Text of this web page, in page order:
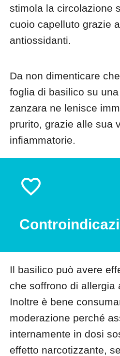
stimola la circolazione
cuoio capelluto grazie
antiossidanti.
Da non dimenticare
foglia di basilico su
zanzara ne lenisce
prurito, grazie alle sua
infiammatorie.
Il basilico può avere
che soffrono di allergia
Inoltre è bene
moderazione perché
internamente in dosi
effetto narcotizzante,